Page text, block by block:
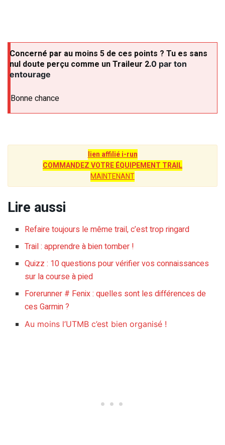
Concerné par au moins 5 de ces points ? Tu es sans
nul doute perçu comme un Traileur 2.0 par ton
entourage
Bonne chance
lien affilié i-run
COMMANDEZ VOTRE ÉQUIPEMENT TRAIL
MAINTENANT
Lire aussi
Refaire toujours le même trail, c’est trop ringard
Trail : apprendre à bien tomber !
Quizz : 10 questions pour vérifier vos connaissances
sur la course à pied
Forerunner # Fenix : quelles sont les différences de
ces Garmin ?
Au moins l’UTMB c’est bien organisé !